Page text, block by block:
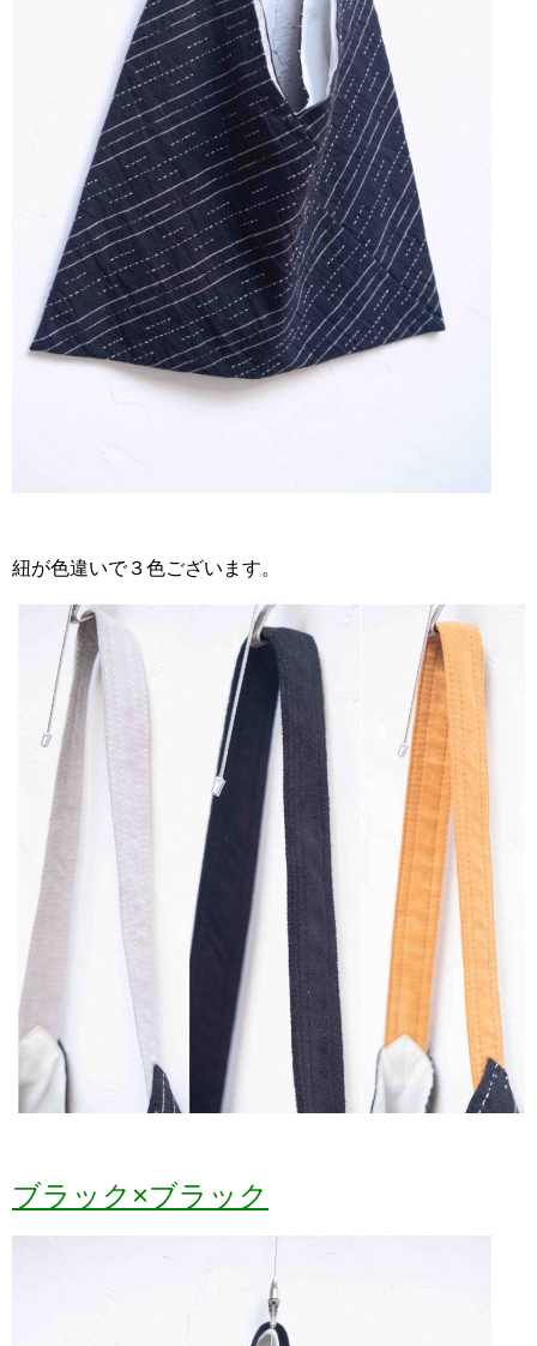
紐が色違いで３色ございます。
ブラック×ブラック